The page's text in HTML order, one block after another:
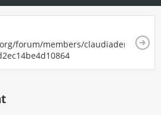
forum/members/claudiadem.html?